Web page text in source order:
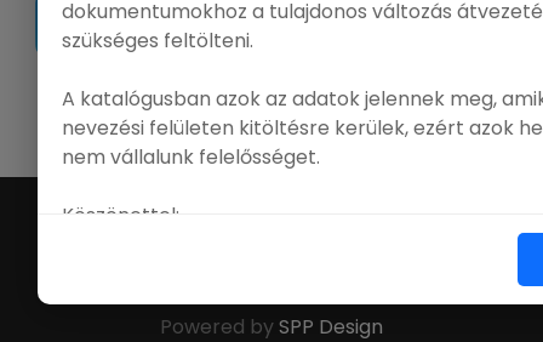
| Ügyfélszolgálat | GY.Í.K. | FCI | MEOESZ
©Online Nevezés
Powered bySPP Design
dokumentumokhoz a tulajdonos változás
szükséges feltölteni.
A katalógusban azok az adatok jelennek meg,
nevezési felületen kitöltésre kerülek, ezért azok
nem vállalunk felelősséget.
Köszönettel: